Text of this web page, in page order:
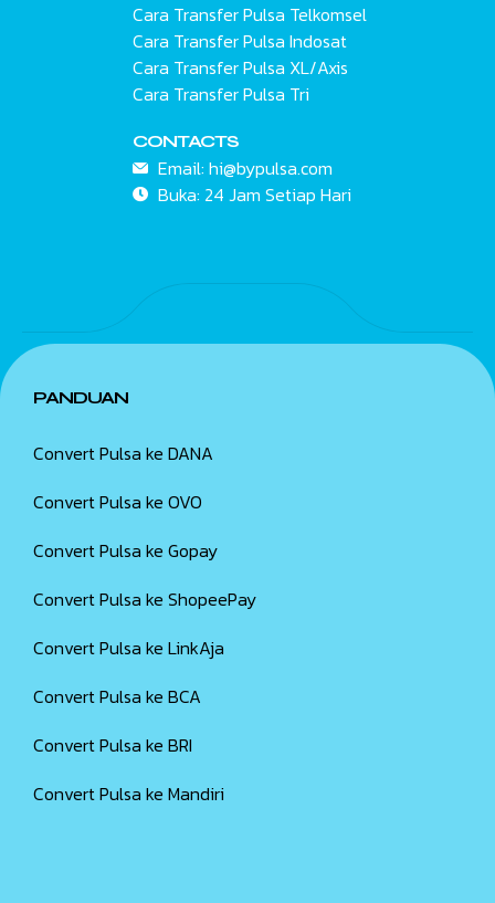
Cara Transfer Pulsa Telkomsel
Cara Transfer Pulsa Indosat
Cara Transfer Pulsa XL/Axis
Cara Transfer Pulsa Tri
CONTACTS
Email: hi@bypulsa.com
Buka: 24 Jam Setiap Hari
PANDUAN
Convert Pulsa ke DANA
Convert Pulsa ke OVO
Convert Pulsa ke Gopay
Convert Pulsa ke ShopeePay
Convert Pulsa ke LinkAja
Convert Pulsa ke BCA
Convert Pulsa ke BRI
Convert Pulsa ke Mandiri